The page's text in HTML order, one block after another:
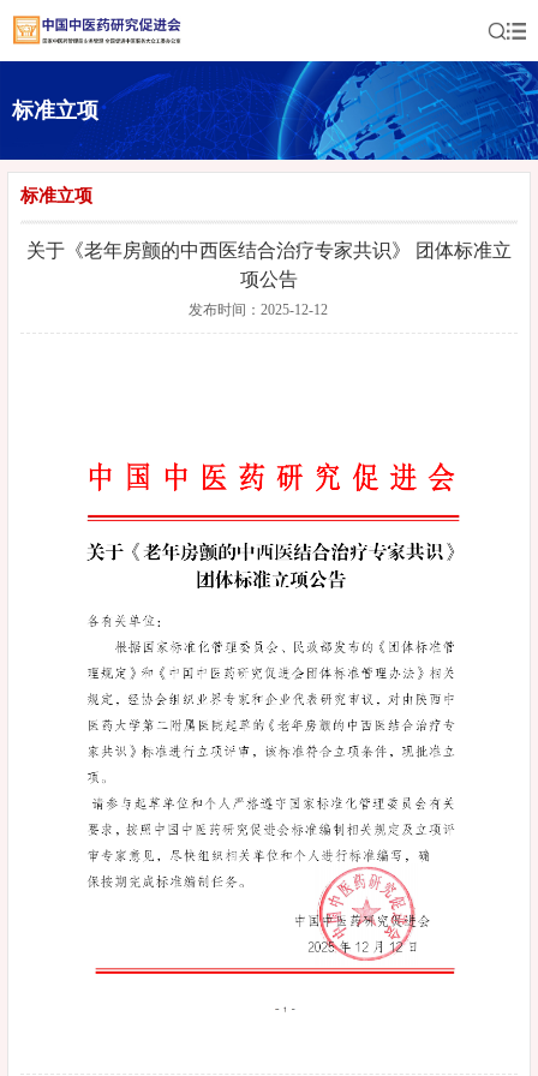
标准立项
标准立项
关于《老年房颤的中西医结合治疗专家共识》 团体标准立
项公告
发布时间：2025-12-12